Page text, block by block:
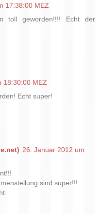
17:38:00 MEZ
toll geworden!!!! Echt der
18:30:00 MEZ
Echt super!
26. Januar 2012 um
sind super!!!